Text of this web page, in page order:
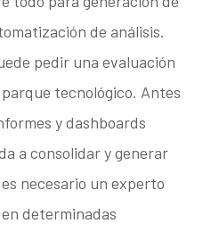
de análisis.
pedir una evaluación
tecnológico. Antes
y dashboards
a consolidar y generar
necesario un experto
determinadas